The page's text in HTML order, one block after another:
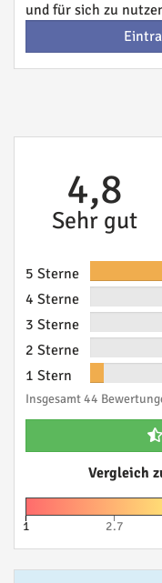
und für sich zu
4,8
Sehr gut
5 Sterne
4 Sterne
3 Sterne
2 Sterne
1 Stern
Insgesamt 44
Vergleich
1 2.7